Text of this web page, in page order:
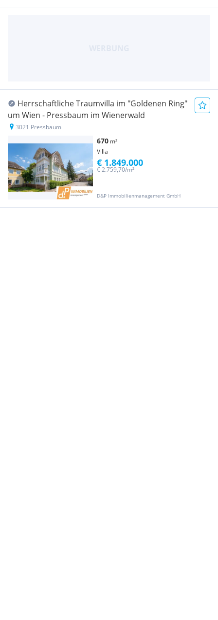
Herrschaftliche Traumvilla im "Goldenen Ring"
um Wien - Pressbaum im Wienerwald
3021 Pressbaum
670 m²
Villa
D&P Immobilienmanagement GmbH
€ 2.759,70/m²
€ 1.849.000